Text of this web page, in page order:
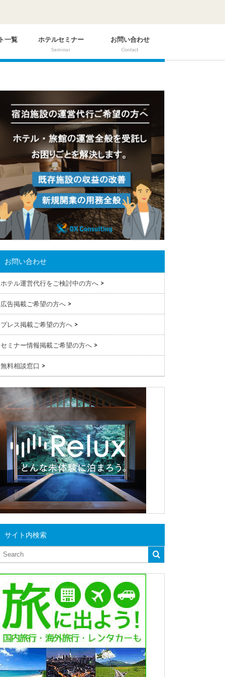
一覧 ホテルセミナー
Seminar
お問い合わせ
Contact
お問い合わせ
ホテル運営代行をご検討中の方へ >
広告掲載ご希望の方へ >
プレス掲載ご希望の方へ >
セミナー情報掲載ご希望の方へ >
無料相談窓口 >
サイト内検索